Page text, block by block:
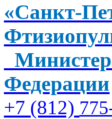
«Санкт-
Федерации
+7 (812)